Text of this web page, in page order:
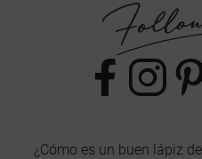
¿Cómo es un buen lápiz